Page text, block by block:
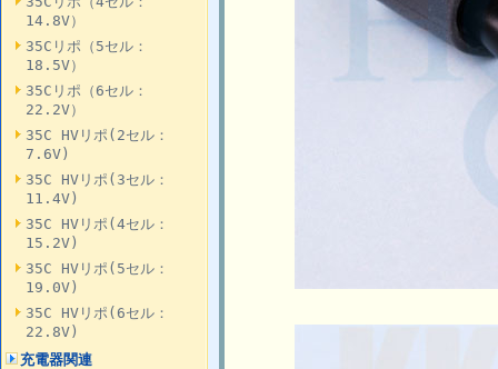
14.8V）
35Cリポ（5セル：
18.5V）
35Cリポ（6セル：
22.2V）
35C HVリポ(2セル：
7.6V)
35C HVリポ(3セル：
11.4V)
35C HVリポ(4セル：
15.2V)
35C HVリポ(5セル：
19.0V)
35C HVリポ(6セル：
22.8V)
充電器関連